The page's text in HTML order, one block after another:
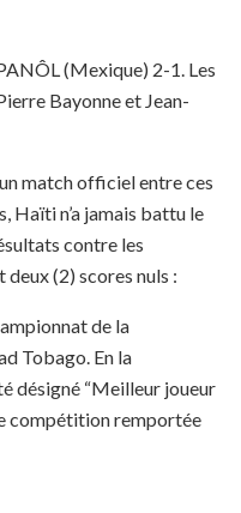
(Mexique) 2-1. Les
Bayonne et Jean-
match officiel entre ces
Haïti n’a jamais battu le
contre les
(2) scores nuls :
de la
Tobago. En la
désigné “Meilleur joueur
compétition remportée